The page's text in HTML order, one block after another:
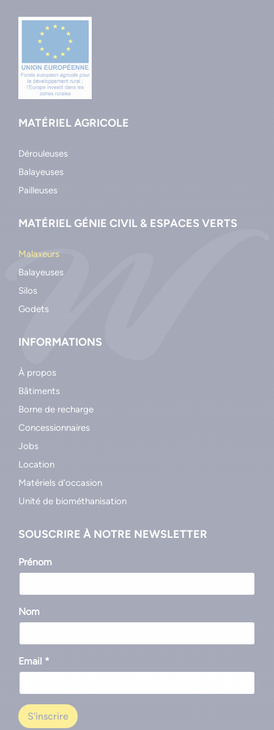
MATÉRIEL AGRICOLE
Dérouleuses
Balayeuses
Pailleuses
MATÉRIEL GÉNIE CIVIL & ESPACES VERTS
Malaxeurs
Balayeuses
Silos
Godets
INFORMATIONS
À propos
Bâtiments
Borne de recharge
Concessionnaires
Jobs
Location
Matériels d’occasion
Unité de biométhanisation
SOUSCRIRE À NOTRE NEWSLETTER
Prénom
Nom
Email *